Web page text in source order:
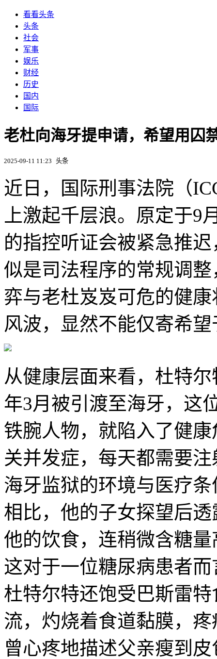
看看头条
头条
社会
军事
娱乐
财经
历史
国内
国际
老杜向海牙提申请，希望用囚
2025-09-11 11:23 头条
近日，国际刑事法院（
上激起千层浪。原定于9
的指控听证会被紧急推
似是司法程序的常规调
弈与老杜岌岌可危的健
风波，显然不能仅寄希
从健康层面来看，杜特
年3月被引渡至海牙，这
铁腕人物，就陷入了健
关并发症，每天都需要
海牙监狱的环境与医疗
相比，他的子女探望后
他的饮食，连稍微含糖
这对于一位糖尿病患者
杜特尔特还饱受巴斯雷
流，灼烧着食道黏膜，
曾心疼地描述父亲瘦到